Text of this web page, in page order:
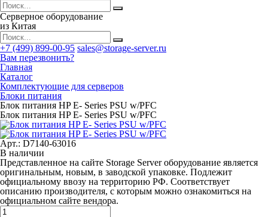
Серверное оборудование
из Китая
+7 (499) 899-00-95 sales@storage-server.ru
Вам перезвонить?
Главная
Каталог
Комплектующие для серверов
Блоки питания
Блок питания HP E- Series PSU w/PFC
Блок питания HP E- Series PSU w/PFC
Арт.: D7140-63016
В наличии
Представленное на сайте Storage Server оборудование является
оригинальным, новым, в заводской упаковке. Подлежит
официальному ввозу на территорию РФ. Соответствует
описанию производителя, с которым можно ознакомиться на
официальном сайте вендора.